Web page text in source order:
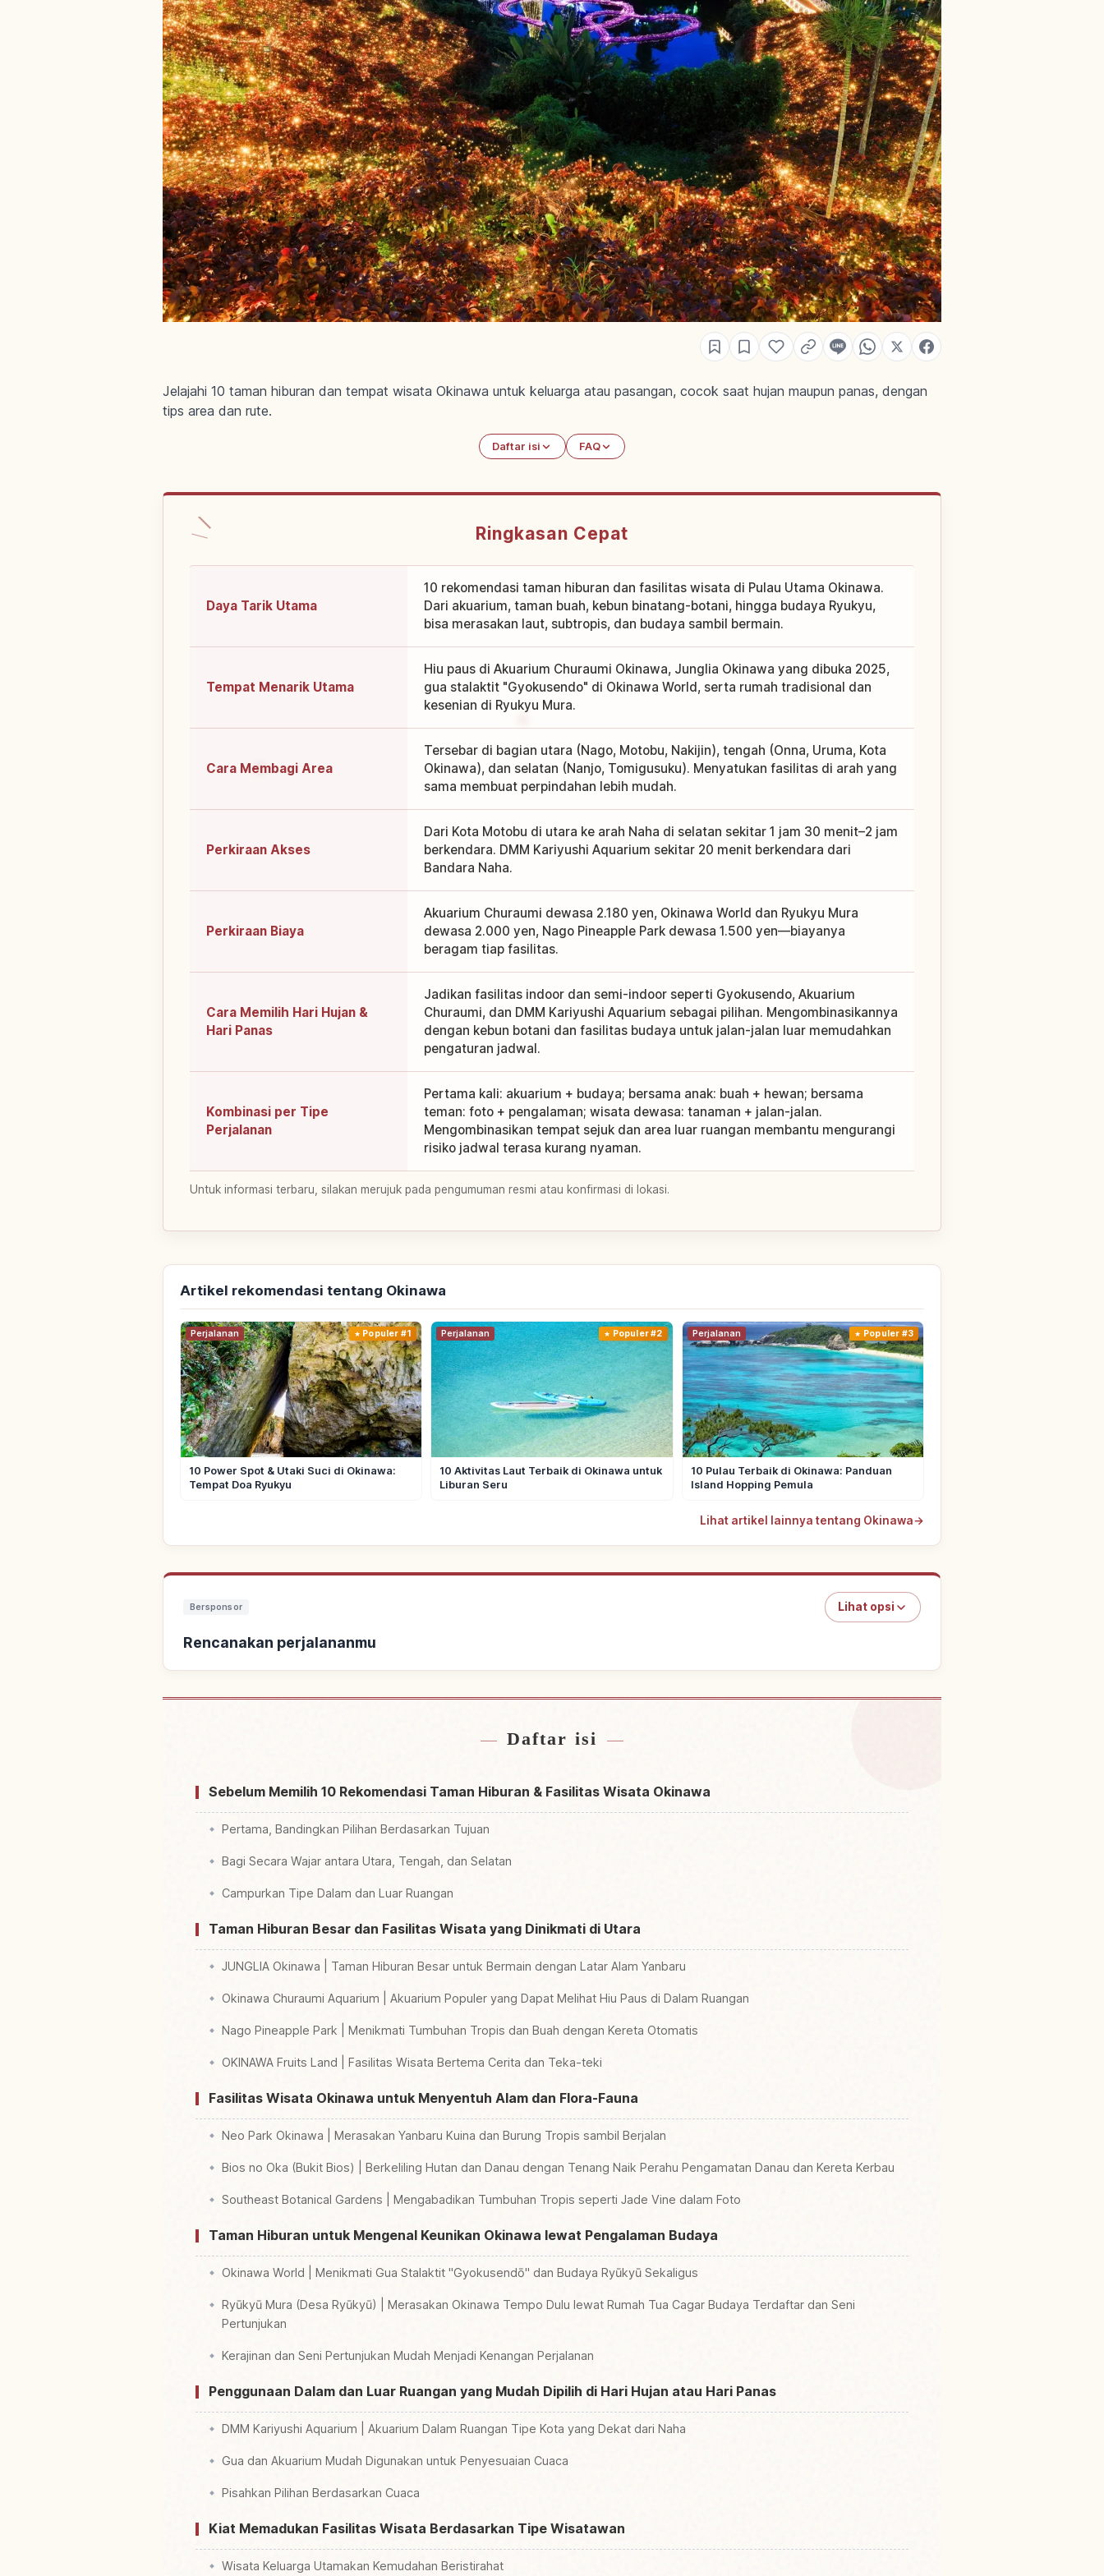
Jelajahi 10 taman hiburan dan tempat wisata Okinawa untuk keluarga atau pasangan, cocok saat hujan maupun panas, dengan
tips area dan rute.
Daftar isi FAQ
Ringkasan Cepat
Daya Tarik Utama
10 rekomendasi taman hiburan dan fasilitas wisata di Pulau Utama Okinawa.
Dari akuarium, taman buah, kebun binatang-botani, hingga budaya Ryukyu,
bisa merasakan laut, subtropis, dan budaya sambil bermain.
Tempat Menarik Utama
Hiu paus di Akuarium Churaumi Okinawa, Junglia Okinawa yang dibuka 2025,
gua stalaktit "Gyokusendo" di Okinawa World, serta rumah tradisional dan
kesenian di Ryukyu Mura.
Cara Membagi Area
Tersebar di bagian utara (Nago, Motobu, Nakijin), tengah (Onna, Uruma, Kota
Okinawa), dan selatan (Nanjo, Tomigusuku). Menyatukan fasilitas di arah yang
sama membuat perpindahan lebih mudah.
Perkiraan Akses
Dari Kota Motobu di utara ke arah Naha di selatan sekitar 1 jam 30 menit–2 jam
berkendara. DMM Kariyushi Aquarium sekitar 20 menit berkendara dari
Bandara Naha.
Perkiraan Biaya
Akuarium Churaumi dewasa 2.180 yen, Okinawa World dan Ryukyu Mura
dewasa 2.000 yen, Nago Pineapple Park dewasa 1.500 yen—biayanya
beragam tiap fasilitas.
Cara Memilih Hari Hujan &
Hari Panas
Jadikan fasilitas indoor dan semi-indoor seperti Gyokusendo, Akuarium
Churaumi, dan DMM Kariyushi Aquarium sebagai pilihan. Mengombinasikannya
dengan kebun botani dan fasilitas budaya untuk jalan-jalan luar memudahkan
pengaturan jadwal.
Kombinasi per Tipe
Perjalanan
Pertama kali: akuarium + budaya; bersama anak: buah + hewan; bersama
teman: foto + pengalaman; wisata dewasa: tanaman + jalan-jalan.
Mengombinasikan tempat sejuk dan area luar ruangan membantu mengurangi
risiko jadwal terasa kurang nyaman.
Untuk informasi terbaru, silakan merujuk pada pengumuman resmi atau konfirmasi di lokasi.
Artikel rekomendasi tentang Okinawa
Perjalanan Populer #1
10 Power Spot & Utaki Suci di Okinawa:
Tempat Doa Ryukyu
Perjalanan Populer #2
10 Aktivitas Laut Terbaik di Okinawa untuk
Liburan Seru
Perjalanan Populer #3
10 Pulau Terbaik di Okinawa: Panduan
Island Hopping Pemula
Lihat artikel lainnya tentang Okinawa→
Bersponsor Lihat opsi
Rencanakan perjalananmu
Daftar isi
Sebelum Memilih 10 Rekomendasi Taman Hiburan & Fasilitas Wisata Okinawa
Pertama, Bandingkan Pilihan Berdasarkan Tujuan
Bagi Secara Wajar antara Utara, Tengah, dan Selatan
Campurkan Tipe Dalam dan Luar Ruangan
Taman Hiburan Besar dan Fasilitas Wisata yang Dinikmati di Utara
JUNGLIA Okinawa | Taman Hiburan Besar untuk Bermain dengan Latar Alam Yanbaru
Okinawa Churaumi Aquarium | Akuarium Populer yang Dapat Melihat Hiu Paus di Dalam Ruangan
Nago Pineapple Park | Menikmati Tumbuhan Tropis dan Buah dengan Kereta Otomatis
OKINAWA Fruits Land | Fasilitas Wisata Bertema Cerita dan Teka-teki
Fasilitas Wisata Okinawa untuk Menyentuh Alam dan Flora-Fauna
Neo Park Okinawa | Merasakan Yanbaru Kuina dan Burung Tropis sambil Berjalan
Bios no Oka (Bukit Bios) | Berkeliling Hutan dan Danau dengan Tenang Naik Perahu Pengamatan Danau dan Kereta Kerbau
Southeast Botanical Gardens | Mengabadikan Tumbuhan Tropis seperti Jade Vine dalam Foto
Taman Hiburan untuk Mengenal Keunikan Okinawa lewat Pengalaman Budaya
Okinawa World | Menikmati Gua Stalaktit "Gyokusendō" dan Budaya Ryūkyū Sekaligus
Ryūkyū Mura (Desa Ryūkyū) | Merasakan Okinawa Tempo Dulu lewat Rumah Tua Cagar Budaya Terdaftar dan Seni
Pertunjukan
Kerajinan dan Seni Pertunjukan Mudah Menjadi Kenangan Perjalanan
Penggunaan Dalam dan Luar Ruangan yang Mudah Dipilih di Hari Hujan atau Hari Panas
DMM Kariyushi Aquarium | Akuarium Dalam Ruangan Tipe Kota yang Dekat dari Naha
Gua dan Akuarium Mudah Digunakan untuk Penyesuaian Cuaca
Pisahkan Pilihan Berdasarkan Cuaca
Kiat Memadukan Fasilitas Wisata Berdasarkan Tipe Wisatawan
Wisata Keluarga Utamakan Kemudahan Beristirahat